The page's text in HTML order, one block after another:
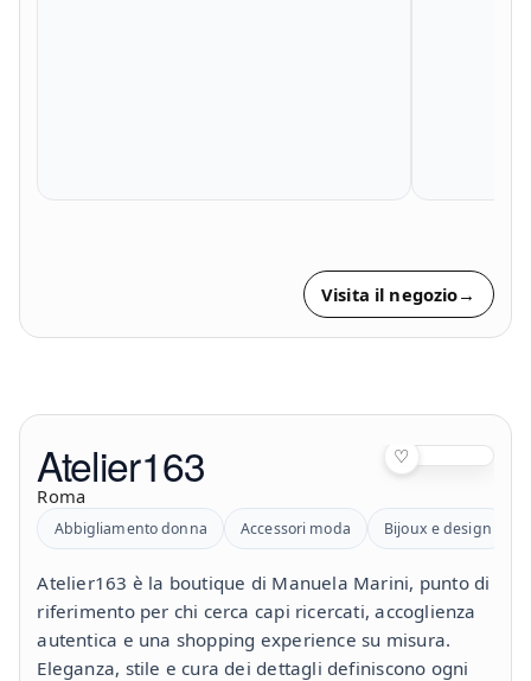
Visita il negozio→
Atelier163
Roma
♡
Abbigliamento donna Accessori moda Bijoux e design
Atelier163 è la boutique di Manuela Marini, punto di
riferimento per chi cerca capi ricercati, accoglienza
autentica e una shopping experience su misura.
Eleganza, stile e cura dei dettagli definiscono ogni